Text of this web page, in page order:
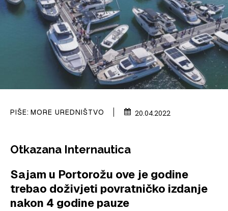
SPIZA
VELIKE PRIČE
PRETPLATA
PIŠE: MORE UREDNIŠTVO 20.04.2022
Otkazana Internautica
Sajam u Portorožu ove je godine
trebao doživjeti povratničko izdanje
nakon 4 godine pauze